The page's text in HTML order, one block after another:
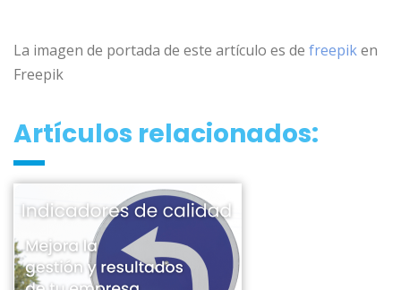
La imagen de portada de este artículo es de freepiken
Freepik
Artículos relacionados: